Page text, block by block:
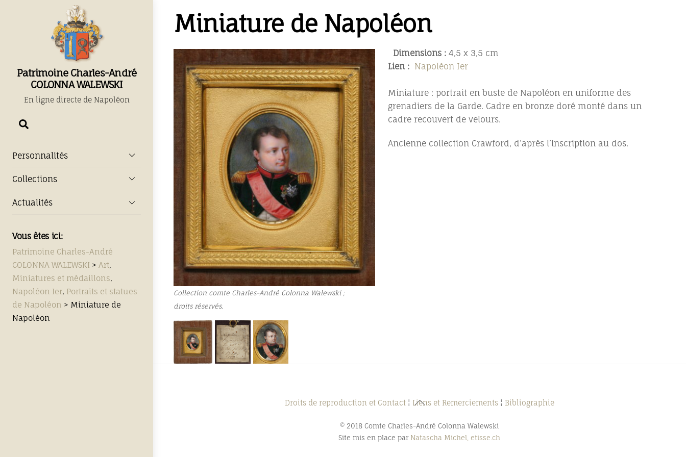
Patrimoine Charles-André
COLONNA WALEWSKI
En ligne directe de Napoléon
Personnalités
Collections
Actualités
Vous êtes ici:
Patrimoine Charles-André
COLONNA WALEWSKI > Art,
Miniatures et médaillons,
Napoléon Ier, Portraits et statues
de Napoléon > Miniature de
Napoléon
Miniature de Napoléon
Collection comte Charles-André Colonna Walewski ;
droits réservés.
Dimensions : 4,5 x 3,5 cm
Lien : Napoléon Ier
Miniature : portrait en buste de Napoléon en uniforme des
grenadiers de la Garde. Cadre en bronze doré monté dans un
cadre recouvert de velours.
Ancienne collection Crawford, d’après l’inscription au dos.
Back
Top
Droits de reproduction et Contact¦ Liens et Remerciements¦ Bibliographie
© 2018 Comte Charles-André Colonna Walewski
Site mis en place par Natascha Michel, etisse.ch